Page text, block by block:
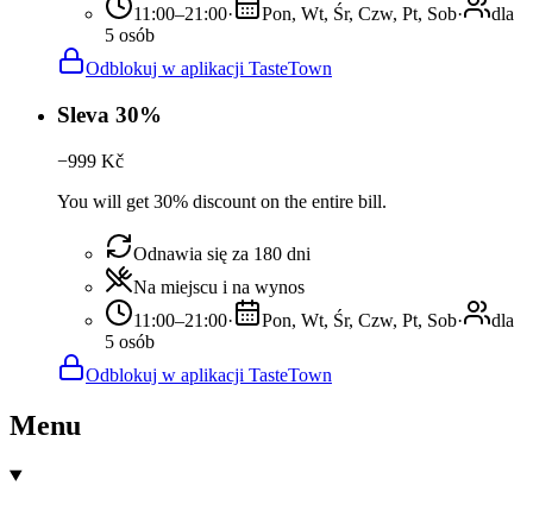
11:00–21:00· Pon, Wt, Śr, Czw, Pt, Sob·
dla
5 osób
Odblokuj w aplikacji TasteTown
Sleva 30%
−999 Kč
You will get 30% discount on the entire bill.
Odnawia się za 180 dni
Na miejscu i na wynos
11:00–21:00· Pon, Wt, Śr, Czw, Pt, Sob·
dla
5 osób
Odblokuj w aplikacji TasteTown
Menu